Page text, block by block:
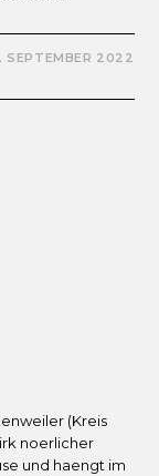
SEPTEMBER 2022
(Kreis
noerlicher
und haengt im